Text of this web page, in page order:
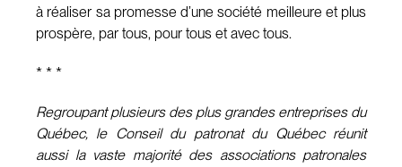
à réaliser sa promesse d’une société meilleure et plus
prospère, par tous, pour tous et avec tous.
* * *
Regroupant plusieurs des plus grandes entreprises du
Québec, le Conseil du patronat du Québec réunit
aussi la vaste majorité des associations patronales